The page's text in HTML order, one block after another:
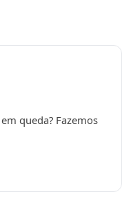
queda? Fazemos